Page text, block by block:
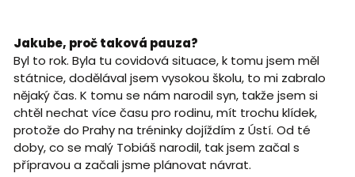
Jakube, proč taková pauza?
Byl to rok. Byla tu covidová situace, k tomu jsem měl
státnice, dodělával jsem vysokou školu, to mi zabralo
nějaký čas. K tomu se nám narodil syn, takže jsem si
chtěl nechat více času pro rodinu, mít trochu klídek,
protože do Prahy na tréninky dojíždím z Ústí. Od té
doby, co se malý Tobiáš narodil, tak jsem začal s
přípravou a začali jsme plánovat návrat.